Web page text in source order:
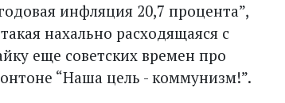
инфляция 20,7 процента”,
нахально расходящаяся с
еще советских времен про
“Наша цель - коммунизм!”.